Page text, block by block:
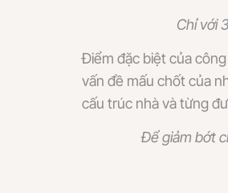
Chỉ với
Điểm đặc biệt của
vấn đề mấu chốt của
cấu trúc nhà và từng
Để giảm bớt